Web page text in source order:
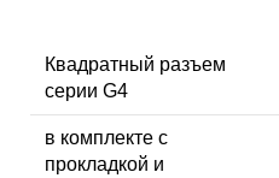
Квадратный разъем
серии G4
в комплекте с
прокладкой и